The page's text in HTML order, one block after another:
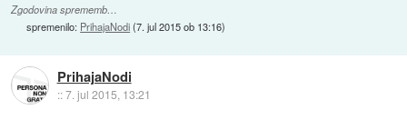
Zgodovina sprememb…
spremenilo: PrihajaNodi(7. jul 2015 ob 13:16)
PrihajaNodi
::7. jul 2015, 13:21